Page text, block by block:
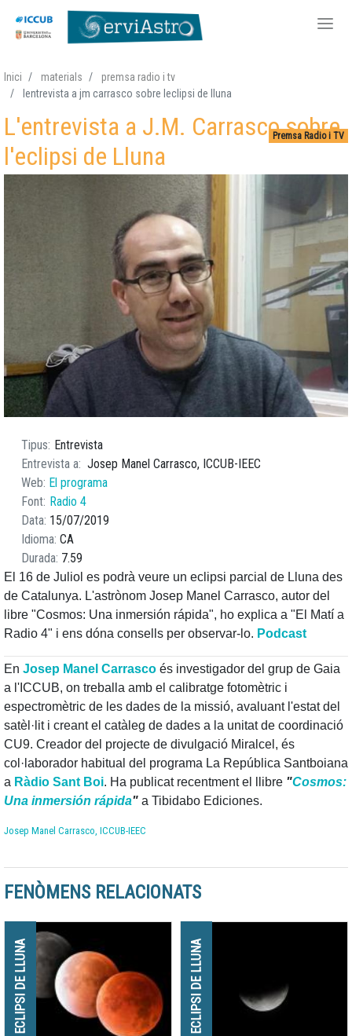
al
Inici materials
premsa radio i tv
lentrevista a jm carrasco sobre leclipsi de lluna
Premsa Radio i TV
L'entrevista a J.M. Carrasco sobre
l'eclipsi de Lluna
Tipus
Entrevista
Entrevista a Josep Manel Carrasco, ICCUB-IEEC
Web El programa
Font Radio 4
Data 15/07/2019
Idioma CA
Durada 7.59
El 16 de Juliol es podrà veure un eclipsi parcial de Lluna des
de Catalunya. L'astrònom Josep Manel Carrasco, autor del
libre "Cosmos: Una inmersión rápida", ho explica a "El Matí a
Radio 4" i ens dóna consells per observar-lo. Podcast
En Josep Manel Carrasco és investigador del grup de Gaia
a l'ICCUB, on treballa amb el calibratge fotomètric i
espectromètric de les dades de la missió, avaluant l'estat del
satèl·lit i creant el catàleg de dades a la unitat de coordinació
CU9. Creador del projecte de divulgació Miralcel, és
col·laborador habitual del programa La República Santboiana
a Ràdio Sant Boi. Ha publicat recentment el llibre "Cosmos:
Una inmersión rápida" a Tibidabo Ediciones.
Josep Manel Carrasco, ICCUB-IEEC
FENÒMENS RELACIONATS
ECLIPSI DE LLUNA ECLIPSI DE LLUNA